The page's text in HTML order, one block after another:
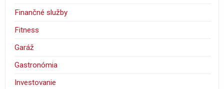
Finančné služby
Fitness
Garáž
Gastronómia
Investovanie